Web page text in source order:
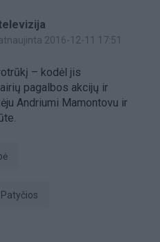
2016-12-11 17:51
– kodėl jis
pagalbos akcijų ir
Andriumi Mamontovu ir
patyčios